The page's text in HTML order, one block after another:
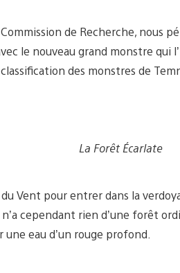
de Recherche, nous
le nouveau grand monstre qui
des monstres de
La Forêt Écarlate
Vent pour entrer dans la
cependant rien d’une forêt
eau d’un rouge profond.